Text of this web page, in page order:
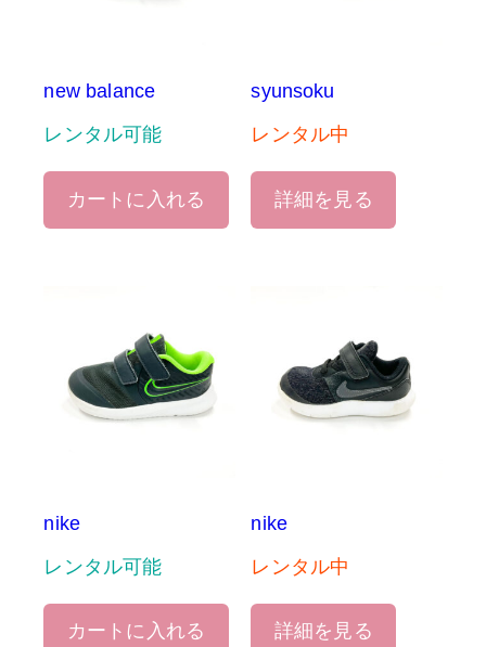
new balance
レンタル可能
カートに入れる
syunsoku
レンタル中
詳細を見る
nike
レンタル可能
カートに入れる
nike
レンタル中
詳細を見る